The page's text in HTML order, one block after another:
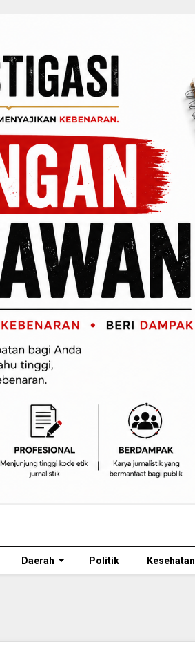
Daerah Politik Kesehatan